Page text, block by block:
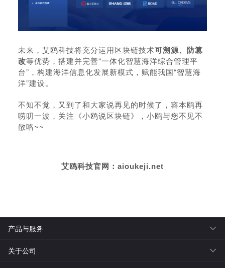
未来，艾鸥科技将充分运用区块链技术可溯源、防篡
改等优势，搭建并完善“一体化智慧海洋综合管理平
台”，构建海洋信息化发展新模式，赋能我国“智慧海
洋”建设。
不知不觉，又到了和大家说再见的时候了，容本鸥再
唠叨一波，关注《小鸥说区块链》，小鸥与您不见不
散咯~~
艾鸥科技官网： aioukeji.net
产品与服务
关于公司